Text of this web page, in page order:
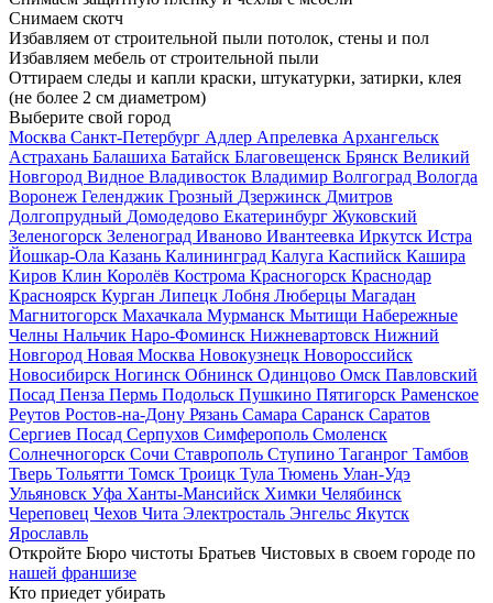
Снимаем скотч
Избавляем от строительной пыли потолок, стены и пол
Избавляем мебель от строительной пыли
Оттираем следы и капли краски, штукатурки, затирки, клея
(не более 2 см диаметром)
Выберите свой город
Москва Санкт-Петербург Адлер Апрелевка Архангельск
Астрахань Балашиха Батайск Благовещенск Брянск Великий
Новгород Видное Владивосток Владимир Волгоград Вологда
Воронеж Геленджик Грозный Дзержинск Дмитров
Долгопрудный Домодедово Екатеринбург Жуковский
Зеленогорск Зеленоград Иваново Ивантеевка Иркутск Истра
Йошкар-Ола Казань Калининград Калуга Каспийск Кашира
Киров Клин Королёв Кострома Красногорск Краснодар
Красноярск Курган Липецк Лобня Люберцы Магадан
Магнитогорск Махачкала Мурманск Мытищи Набережные
Челны Нальчик Наро-Фоминск Нижневартовск Нижний
Новгород Новая Москва Новокузнецк Новороссийск
Новосибирск Ногинск Обнинск Одинцово Омск Павловский
Посад Пенза Пермь Подольск Пушкино Пятигорск Раменское
Реутов Ростов-на-Дону Рязань Самара Саранск Саратов
Сергиев Посад Серпухов Симферополь Смоленск
Солнечногорск Сочи Ставрополь Ступино Таганрог Тамбов
Тверь Тольятти Томск Троицк Тула Тюмень Улан-Удэ
Ульяновск Уфа Ханты-Мансийск Химки Челябинск
Череповец Чехов Чита Электросталь Энгельс Якутск
Ярославль
Откройте Бюро чистоты Братьев Чистовых в своем городе по
нашей франшизе
Кто приедет убирать